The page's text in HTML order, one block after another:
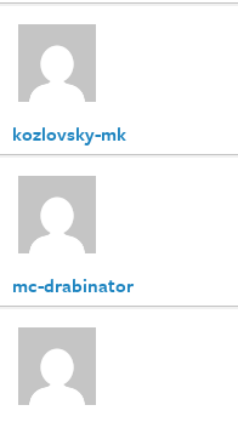
kozlovsky-mk
mc-drabinator